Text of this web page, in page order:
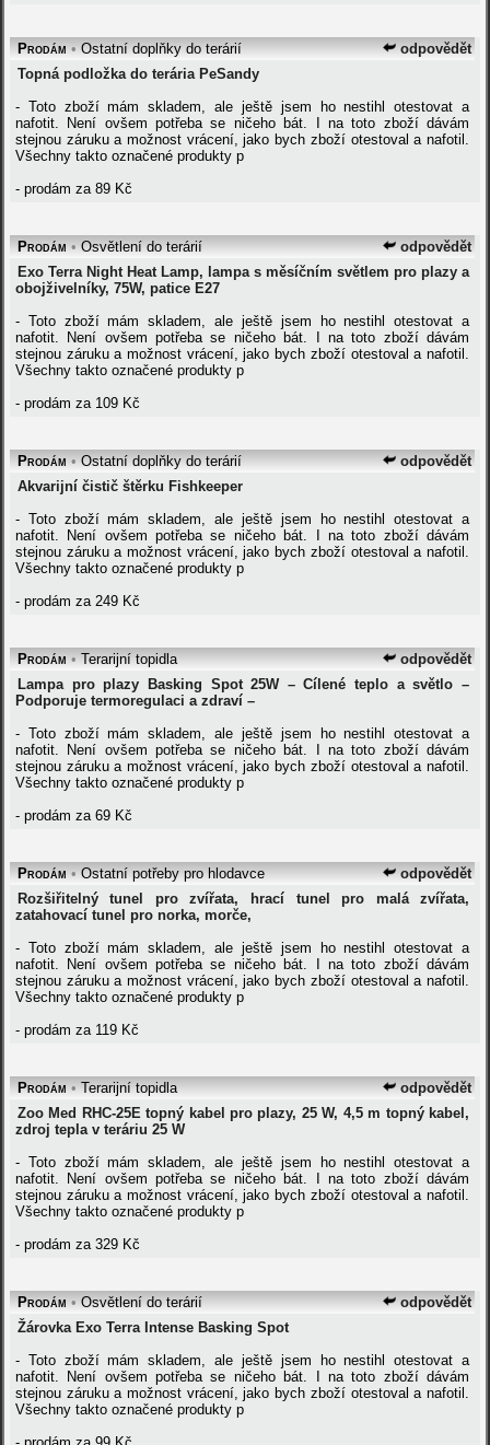
odpovědět
Prodám •Ostatní doplňky do terárií
Topná podložka do terária PeSandy
- Toto zboží mám skladem, ale ještě jsem ho nestihl otestovat a
nafotit. Není ovšem potřeba se ničeho bát. I na toto zboží dávám
stejnou záruku a možnost vrácení, jako bych zboží otestoval a nafotil.
Všechny takto označené produkty p
- prodám za 89 Kč
odpovědět
Prodám •Osvětlení do terárií
Exo Terra Night Heat Lamp, lampa s měsíčním světlem pro plazy a
obojživelníky, 75W, patice E27
- Toto zboží mám skladem, ale ještě jsem ho nestihl otestovat a
nafotit. Není ovšem potřeba se ničeho bát. I na toto zboží dávám
stejnou záruku a možnost vrácení, jako bych zboží otestoval a nafotil.
Všechny takto označené produkty p
- prodám za 109 Kč
odpovědět
Prodám •Ostatní doplňky do terárií
Akvarijní čistič štěrku Fishkeeper
- Toto zboží mám skladem, ale ještě jsem ho nestihl otestovat a
nafotit. Není ovšem potřeba se ničeho bát. I na toto zboží dávám
stejnou záruku a možnost vrácení, jako bych zboží otestoval a nafotil.
Všechny takto označené produkty p
- prodám za 249 Kč
odpovědět
Prodám •Terarijní topidla
Lampa pro plazy Basking Spot 25W – Cílené teplo a světlo –
Podporuje termoregulaci a zdraví –
- Toto zboží mám skladem, ale ještě jsem ho nestihl otestovat a
nafotit. Není ovšem potřeba se ničeho bát. I na toto zboží dávám
stejnou záruku a možnost vrácení, jako bych zboží otestoval a nafotil.
Všechny takto označené produkty p
- prodám za 69 Kč
odpovědět
Prodám •Ostatní potřeby pro hlodavce
Rozšiřitelný tunel pro zvířata, hrací tunel pro malá zvířata,
zatahovací tunel pro norka, morče,
- Toto zboží mám skladem, ale ještě jsem ho nestihl otestovat a
nafotit. Není ovšem potřeba se ničeho bát. I na toto zboží dávám
stejnou záruku a možnost vrácení, jako bych zboží otestoval a nafotil.
Všechny takto označené produkty p
- prodám za 119 Kč
odpovědět
Prodám •Terarijní topidla
Zoo Med RHC-25E topný kabel pro plazy, 25 W, 4,5 m topný kabel,
zdroj tepla v teráriu 25 W
- Toto zboží mám skladem, ale ještě jsem ho nestihl otestovat a
nafotit. Není ovšem potřeba se ničeho bát. I na toto zboží dávám
stejnou záruku a možnost vrácení, jako bych zboží otestoval a nafotil.
Všechny takto označené produkty p
- prodám za 329 Kč
odpovědět
Prodám •Osvětlení do terárií
Žárovka Exo Terra Intense Basking Spot
- Toto zboží mám skladem, ale ještě jsem ho nestihl otestovat a
nafotit. Není ovšem potřeba se ničeho bát. I na toto zboží dávám
stejnou záruku a možnost vrácení, jako bych zboží otestoval a nafotil.
Všechny takto označené produkty p